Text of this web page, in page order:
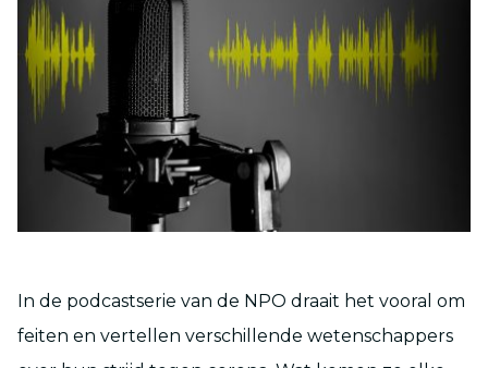
In de podcastserie van de NPO draait het vooral om
feiten en vertellen verschillende wetenschappers